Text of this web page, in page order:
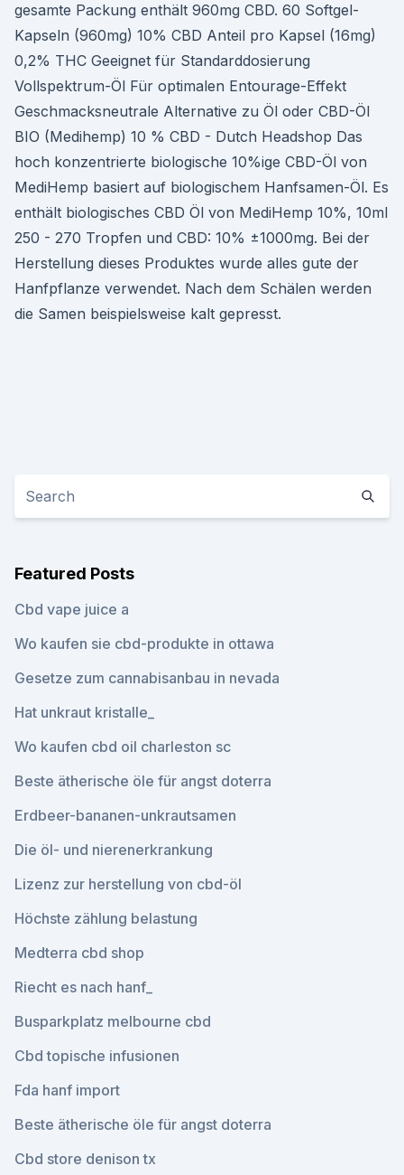
gesamte Packung enthält 960mg CBD. 60 Softgel-
Kapseln (960mg) 10% CBD Anteil pro Kapsel (16mg)
0,2% THC Geeignet für Standarddosierung
Vollspektrum-Öl Für optimalen Entourage-Effekt
Geschmacksneutrale Alternative zu Öl oder CBD-Öl
BIO (Medihemp) 10 % CBD - Dutch Headshop Das
hoch konzentrierte biologische 10%ige CBD-Öl von
MediHemp basiert auf biologischem Hanfsamen-Öl. Es
enthält biologisches CBD Öl von MediHemp 10%, 10ml
250 - 270 Tropfen und CBD: 10% ±1000mg. Bei der
Herstellung dieses Produktes wurde alles gute der
Hanfpflanze verwendet. Nach dem Schälen werden
die Samen beispielsweise kalt gepresst.
Featured Posts
Cbd vape juice a
Wo kaufen sie cbd-produkte in ottawa
Gesetze zum cannabisanbau in nevada
Hat unkraut kristalle_
Wo kaufen cbd oil charleston sc
Beste ätherische öle für angst doterra
Erdbeer-bananen-unkrautsamen
Die öl- und nierenerkrankung
Lizenz zur herstellung von cbd-öl
Höchste zählung belastung
Medterra cbd shop
Riecht es nach hanf_
Busparkplatz melbourne cbd
Cbd topische infusionen
Fda hanf import
Beste ätherische öle für angst doterra
Cbd store denison tx